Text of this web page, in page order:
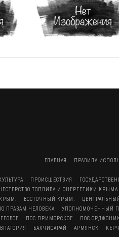
ГЛАВНАЯ ПРАВИЛА
ПРОИСШЕСТВИЯ
ТОПЛИВА И ЭНЕРГЕТИКИ КРЫМА
ВОСТОЧНЫЙ КРЫМ.
ПРАВАМ ЧЕЛОВЕКА УПОЛНОМОЧЕННЫЙ
ПОС.ПРИМОРСКОЕ
БАХЧИСАРАЙ АРМЯНСК